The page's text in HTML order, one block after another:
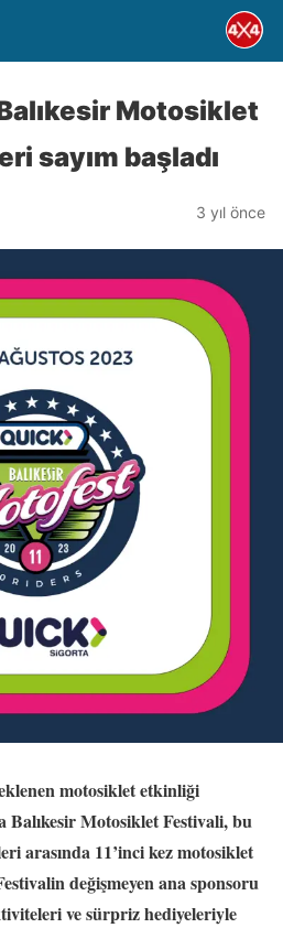
Motosiklet
sayım başladı
3 yıl önce
motosiklet etkinliği
Balıkesir Motosiklet Festivali, bu
arasında 11’inci kez motosiklet
değişmeyen ana sponsoru
ve sürpriz hediyeleriyle